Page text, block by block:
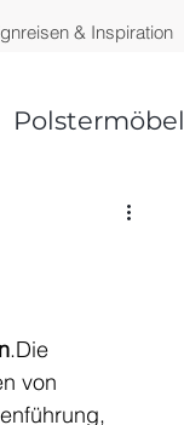
& Inspiration
Polstermöbel
.Die
von